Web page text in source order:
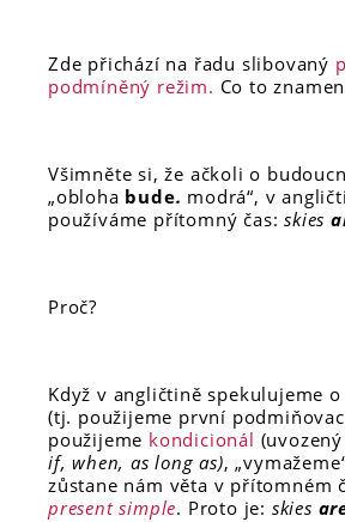
Zde přichází na řadu slibovaný
podmíněný režim. Co to
Všimněte si, že ačkoli o
„obloha bude. modrá“, v
používáme přítomný čas:skies
Proč?
Když v angličtině spekulujeme
(tj. použijeme první
použijeme kondicionál
if, when, as long as),
zůstane nám věta v přítomném
present simple. Proto je: skies